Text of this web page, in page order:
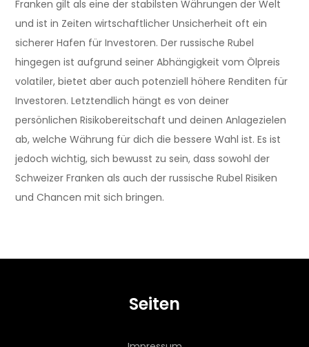
Franken gilt als eine der stabilsten Währungen der Welt
und ist in Zeiten wirtschaftlicher Unsicherheit oft ein
sicherer Hafen für Investoren. Der russische Rubel
hingegen ist aufgrund seiner Abhängigkeit vom Ölpreis
volatiler, bietet aber auch potenziell höhere Renditen für
Investoren. Letztendlich hängt es von deiner
persönlichen Risikobereitschaft und deinen Anlagezielen
ab, welche Währung für dich die bessere Wahl ist. Es ist
jedoch wichtig, sich bewusst zu sein, dass sowohl der
Schweizer Franken als auch der russische Rubel Risiken
und Chancen mit sich bringen.
Seiten